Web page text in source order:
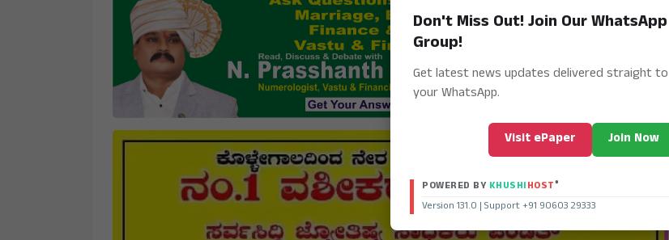
Don't Miss Out! Join Our WhatsApp
Group!
Get latest news updates delivered straight to
your WhatsApp.
Visit ePaper Join Now
POWERED BY KHUSHIHOST®
Version 131.0 | Support +91 90603 29333